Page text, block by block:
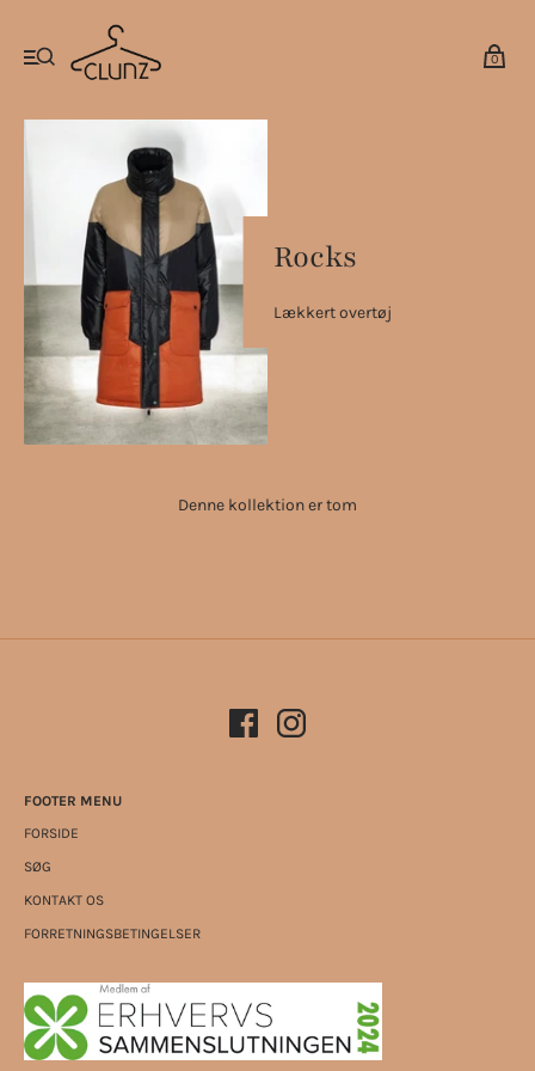
0
Rocks
Lækkert overtøj
Denne kollektion er tom
FOOTER MENU
FORSIDE
SØG
KONTAKT OS
FORRETNINGSBETINGELSER